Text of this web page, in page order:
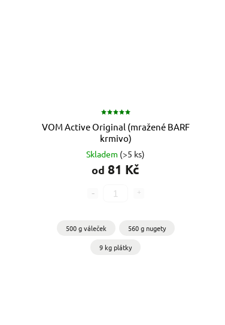
VOM Active Original (mražené BARF
krmivo)
Skladem (>5 ks)
od 81 Kč
500 g váleček
560 g nugety
9 kg plátky